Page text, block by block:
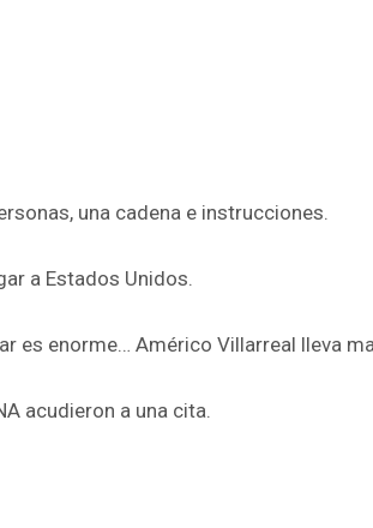
una cadena e instrucciones.
a Estados Unidos.
es enorme… Américo Villarreal lleva
acudieron a una cita.